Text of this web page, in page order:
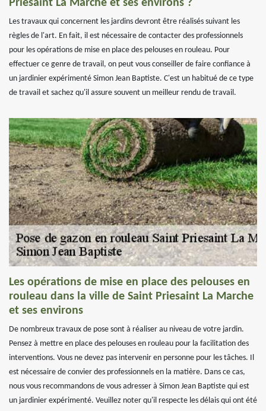
Priesaint La Marche et ses environs ?
Les travaux qui concernent les jardins devront être réalisés suivant les
règles de l'art. En fait, il est nécessaire de contacter des professionnels
pour les opérations de mise en place des pelouses en rouleau. Pour
effectuer ce genre de travail, on peut vous conseiller de faire confiance à
un jardinier expérimenté Simon Jean Baptiste. C'est un habitué de ce type
de travail et sachez qu'il assure souvent un meilleur rendu de travail.
Les opérations de mise en place des pelouses en
rouleau dans la ville de Saint Priesaint La Marche
et ses environs
De nombreux travaux de pose sont à réaliser au niveau de votre jardin.
Pensez à mettre en place des pelouses en rouleau pour la facilitation des
interventions. Vous ne devez pas intervenir en personne pour les tâches. Il
est nécessaire de convier des professionnels en la matière. Dans ce cas,
nous vous recommandons de vous adresser à Simon Jean Baptiste qui est
un jardinier expérimenté. Veuillez noter qu'il respecte les délais qui ont été